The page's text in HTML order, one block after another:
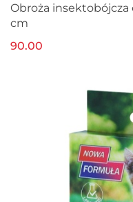
Obroża insektobójcza
cm
90.00